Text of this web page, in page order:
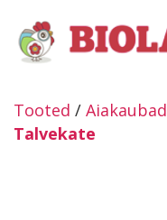
Tooted / Aiakaubad
Talvekate